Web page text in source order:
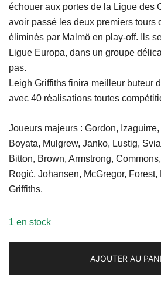
échouer aux portes de la Ligue des
avoir passé les deux premiers tours
éliminés par Malmö en play-off. Ils
Ligue Europa, dans un groupe
pas.
Leigh Griffiths finira meilleur buteur
avec 40 réalisations toutes
Joueurs majeurs : Gordon,
Boyata, Mulgrew, Janko, Lustig,
Bitton, Brown, Armstrong,
Rogić, Johansen, McGregor, Forest,
Griffiths.
1 en stock
AJOUTER AU